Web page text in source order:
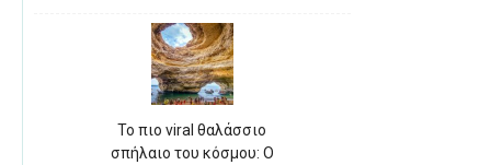
Το πιο viral θαλάσσιο
σπήλαιο του κόσμου: Ο